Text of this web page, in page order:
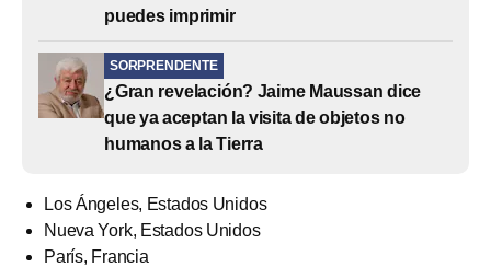
puedes imprimir
SORPRENDENTE
¿Gran revelación? Jaime Maussan dice
que ya aceptan la visita de objetos no
humanos a la Tierra
Los Ángeles, Estados Unidos
Nueva York, Estados Unidos
París, Francia